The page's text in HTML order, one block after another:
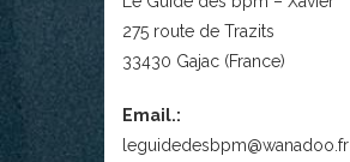
275 route de Trazits
33430 Gajac (France)
Email.:
leguidedesbpm@wanadoo.fr